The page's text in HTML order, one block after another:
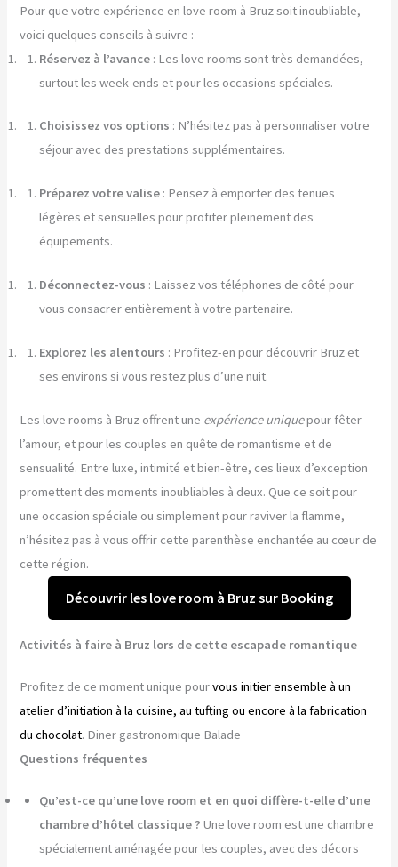
Pour que votre expérience en love room à Bruz soit inoubliable,
voici quelques conseils à suivre :
Réservez à l’avance : Les love rooms sont très demandées,
surtout les week-ends et pour les occasions spéciales.
Choisissez vos options : N’hésitez pas à personnaliser votre
séjour avec des prestations supplémentaires.
Préparez votre valise : Pensez à emporter des tenues
légères et sensuelles pour profiter pleinement des
équipements.
Déconnectez-vous : Laissez vos téléphones de côté pour
vous consacrer entièrement à votre partenaire.
Explorez les alentours : Profitez-en pour découvrir Bruz et
ses environs si vous restez plus d’une nuit.
Les love rooms à Bruz offrent une expérience uniquepour fêter
l’amour, et pour les couples en quête de romantisme et de
sensualité. Entre luxe, intimité et bien-être, ces lieux d’exception
promettent des moments inoubliables à deux. Que ce soit pour
une occasion spéciale ou simplement pour raviver la flamme,
n’hésitez pas à vous offrir cette parenthèse enchantée au cœur de
cette région.
Découvrir les love room à Bruz sur Booking
Activités à faire à Bruz lors de cette escapade romantique
Profitez de ce moment unique pourvous initier ensemble à un
atelier d’initiation à la cuisine, au tufting ou encore à la fabrication
du chocolat. Diner gastronomique Balade
Questions fréquentes
Qu’est-ce qu’une love room et en quoi diffère-t-elle d’une
chambre d’hôtel classique ? Une love room est une chambre
spécialement aménagée pour les couples, avec des décors